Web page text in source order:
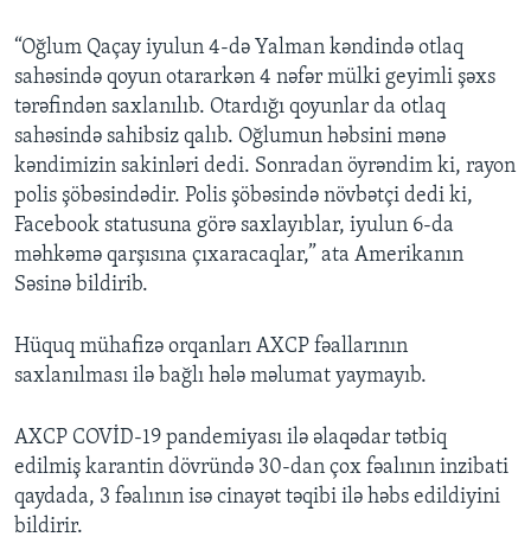
“Oğlum Qaçay iyulun 4-də Yalman kəndində otlaq
sahəsində qoyun otararkən 4 nəfər mülki geyimli şəxs
tərəfindən saxlanılıb. Otardığı qoyunlar da otlaq
sahəsində sahibsiz qalıb. Oğlumun həbsini mənə
kəndimizin sakinləri dedi. Sonradan öyrəndim ki, rayon
polis şöbəsindədir. Polis şöbəsində növbətçi dedi ki,
Facebook statusuna görə saxlayıblar, iyulun 6-da
məhkəmə qarşısına çıxaracaqlar,” ata Amerikanın
Səsinə bildirib.
Hüquq mühafizə orqanları AXCP fəallarının
saxlanılması ilə bağlı hələ məlumat yaymayıb.
AXCP COVİD-19 pandemiyası ilə əlaqədar tətbiq
edilmiş karantin dövründə 30-dan çox fəalının inzibati
qaydada, 3 fəalının isə cinayət təqibi ilə həbs edildiyini
bildirir.